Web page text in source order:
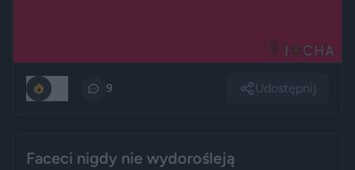
9 Udostępnij
Faceci nigdy nie wydorośleją